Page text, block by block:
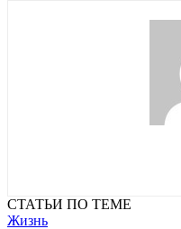
СТАТЬИ ПО ТЕМЕ
Жизнь